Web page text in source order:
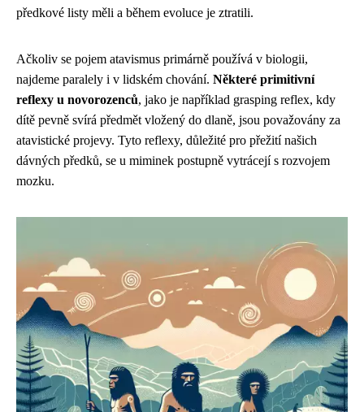
předkové listy měli a během evoluce je ztratili.
Ačkoliv se pojem atavismus primárně používá v biologii,
najdeme paralely i v lidském chování. Některé primitivní
reflexy u novorozenců, jako je například grasping reflex, kdy
dítě pevně svírá předmět vložený do dlaně, jsou považovány za
atavistické projevy. Tyto reflexy, důležité pro přežití našich
dávných předků, se u miminek postupně vytrácejí s rozvojem
mozku.